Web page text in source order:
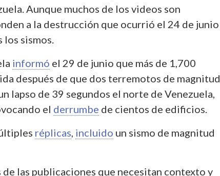
Aunque muchos de los videos son
a la destrucción que ocurrió el 24 de junio
sismos.
informó el 29 de junio que más de 1,700
después de que dos terremotos de magnitud
lapso de 39 segundos el norte de Venezuela,
el derrumbe de cientos de edificios.
réplicas incluido un sismo de magnitud
las publicaciones que necesitan contexto y